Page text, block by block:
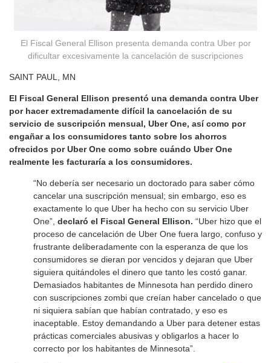
El Fiscal General Ellison presenta demanda contra Uber por
dificultar excesivamente la cancelación de suscripciones
SAINT PAUL, MN
El Fiscal General Ellison presentó una demanda contra Uber
por hacer extremadamente difícil la cancelación de su
servicio de suscripción mensual, Uber One, así como por
engañar a los consumidores tanto sobre los ahorros
ofrecidos por Uber One como sobre cuándo Uber One
realmente les facturaría a los consumidores.
“No debería ser necesario un doctorado para saber cómo
cancelar una suscripción mensual; sin embargo, eso es
exactamente lo que Uber ha hecho con su servicio Uber
One”, declaró el Fiscal General Ellison. “Uber hizo que el
proceso de cancelación de Uber One fuera largo, confuso y
frustrante deliberadamente con la esperanza de que los
consumidores se dieran por vencidos y dejaran que Uber
siguiera quitándoles el dinero que tanto les costó ganar.
Demasiados habitantes de Minnesota han perdido dinero
con suscripciones zombi que creían haber cancelado o que
ni siquiera sabían que habían contratado, y eso es
inaceptable. Estoy demandando a Uber para detener estas
prácticas comerciales abusivas y obligarlos a hacer lo
correcto por los habitantes de Minnesota”.